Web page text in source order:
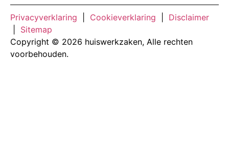
Privacyverklaring Cookieverklaring
Disclaimer
Sitemap
Copyright © 2026 huiswerkzaken, Alle rechten
voorbehouden.